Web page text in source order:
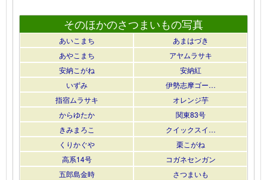
そのほかのさつまいもの写真
あいこまち
あまはづき
あやこまち
アヤムラサキ
安納こがね
安納紅
いずみ
伊勢志摩ゴー…
指宿ムラサキ
オレンジ芋
からゆたか
関東83号
きみまろこ
クイックスイ…
くりかぐや
栗こがね
高系14号
コガネセンガン
五郎島金時
さつまいも